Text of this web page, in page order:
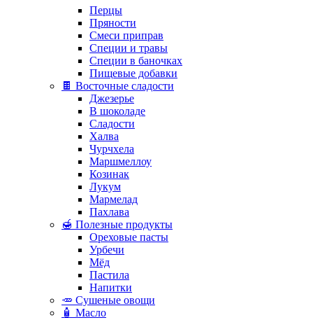
Перцы
Пряности
Смеси приправ
Специи и травы
Специи в баночках
Пищевые добавки
🍫 Восточные сладости
Джезерье
В шоколаде
Сладости
Халва
Чурчхела
Маршмеллоу
Козинак
Лукум
Мармелад
Пахлава
🍯 Полезные продукты
Ореховые пасты
Урбечи
Мёд
Пастила
Напитки
🥕 Сушеные овощи
🧴 Масло